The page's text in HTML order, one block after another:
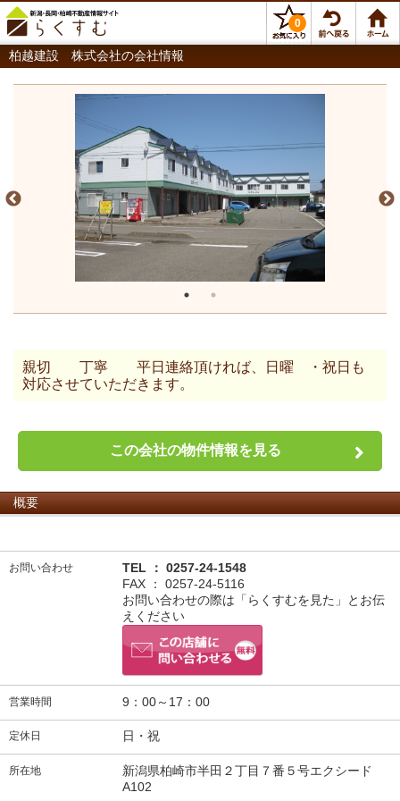
0
柏越建設 株式会社の会社情報
親切 丁寧 平日連絡頂ければ、日曜 ・祝日も
対応させていただきます。
この会社の物件情報を見る
概要
お問い合わせ
TEL ： 0257-24-1548
FAX ： 0257-24-5116
お問い合わせの際は「らくすむを見た」とお伝
えください
営業時間 9：00～17：00
定休日 日・祝
所在地
新潟県柏崎市半田２丁目７番５号エクシード
A102